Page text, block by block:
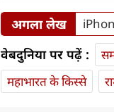
अगला लेख
वेबदुनिया पर पढ़ें :
महाभारत के किस्से